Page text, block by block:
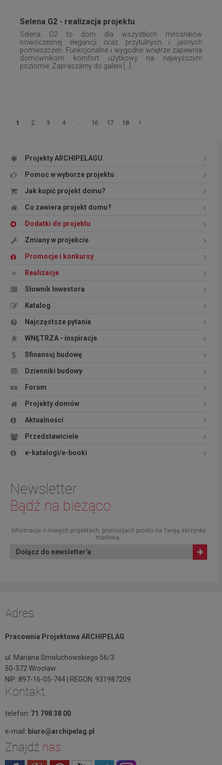
Selena G2 - realizacja projektu
Selena G2 to dom dla wszystkich miłośników
nowoczesnej elegancji oraz przytulnych i jasnych
pomieszczeń. Funkcjonalne i wygodne wnętrze zapewnia
domownikom komfort użytkowy na najwyższym
poziomie. Zapraszamy do galerii [...]
1 2 3 4 16 17 18
Projekty ARCHIPELAGU
Pomoc w wyborze projektu
Jak kupić projekt domu?
Co zawiera projekt domu?
Dodatki do projektu
Zmiany w projekcie
Promocje i konkursy
Realizacje
Słownik Inwestora
Katalog
Najczęstsze pytania
WNĘTRZA - inspiracje
Sfinansuj budowę
Dzienniki budowy
Forum
Projekty domów
Aktualności
Przedstawiciele
e-katalogi/e-booki
Newsletter
Bądź na bieżąco
Informacje o nowych projektach, promocjach prosto na Twoją skrzynkę
mailową.
Dołącz do newsletter'a
Adres
Pracownia Projektowa ARCHIPELAG
ul. Mariana Smoluchowskiego 56/3
50-372 Wrocław
NIP: 897-16-05-744 | REGON: 931987209
Kontakt
telefon: 71 798 38 00
e-mail: biuro@archipelag.pl
Znajdź nas